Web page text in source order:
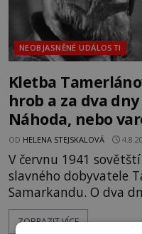
NEOBJASNĚNÉ UDÁLOSTI
Kletba
hrob a za dva dny
Náhoda, nebo
OD HELENA STEJSKALOVÁ
V červnu 1941
slavného dobyvatele
Samarkandu. O dva
Německo zahajuje
Sovětský svaz.
ZOBRAZIT VÍCE